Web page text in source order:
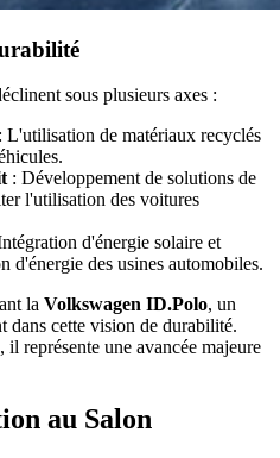
sous plusieurs axes :
: L'utilisation de matériaux recyclés
: Développement de solutions de
l'utilisation des voitures
d'énergie solaire et
d'énergie des usines automobiles.
la Volkswagen ID.Polo, un
dans cette vision de durabilité.
représente une avancée majeure
au Salon